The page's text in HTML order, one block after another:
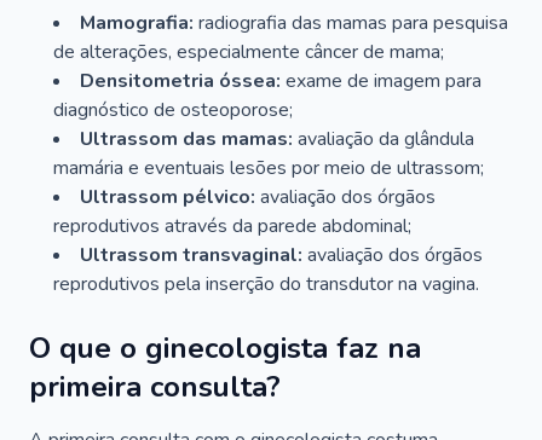
Mamografia: radiografia das mamas para pesquisa
de alterações, especialmente câncer de mama;
Densitometria óssea: exame de imagem para
diagnóstico de osteoporose;
Ultrassom das mamas: avaliação da glândula
mamária e eventuais lesões por meio de ultrassom;
Ultrassom pélvico: avaliação dos órgãos
reprodutivos através da parede abdominal;
Ultrassom transvaginal: avaliação dos órgãos
reprodutivos pela inserção do transdutor na vagina.
O que o ginecologista faz na
primeira consulta?